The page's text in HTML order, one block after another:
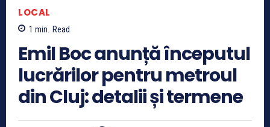
LOCAL
1 min. Read
Emil Boc anunță începutul
lucrărilor pentru metroul
din Cluj: detalii și termene